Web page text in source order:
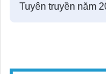
Tuyên truyền năm